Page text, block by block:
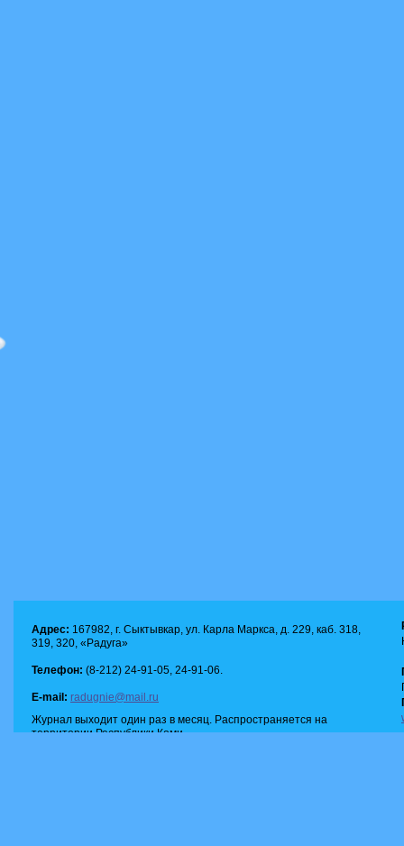
Адрес: 167982, г. Сыктывкар, ул. Карла Маркса, д. 229, каб. 318,
319, 320, «Радуга»
Телефон: (8-212) 24-91-05, 24-91-06.
E-mail: radugnie@mail.ru
Журнал выходит один раз в месяц. Распространяется на
территории Республики Коми.